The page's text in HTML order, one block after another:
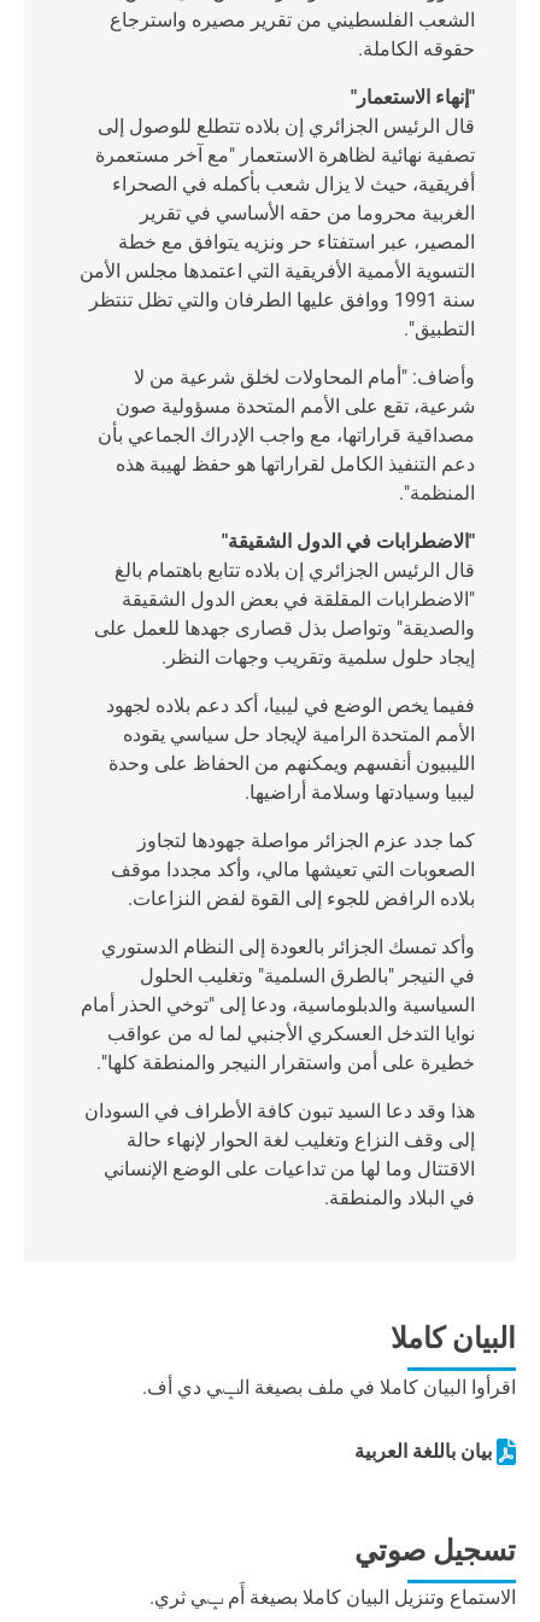
الشعب الفلسطيني من تقرير مصيره واسترجاع
حقوقه الكاملة.
"إنهاء الاستعمار"
قال الرئيس الجزائري إن بلاده تتطلع للوصول إلى
تصفية نهائية لظاهرة الاستعمار "مع آخر مستعمرة
أفريقية، حيث لا يزال شعب بأكمله في الصحراء
الغربية محروما من حقه الأساسي في تقرير
المصير، عبر استفتاء حر ونزيه يتوافق مع خطة
التسوية الأممية الأفريقية التي اعتمدها مجلس الأمن
سنة 1991 ووافق عليها الطرفان والتي تظل تنتظر
التطبيق".
وأضاف: "أمام المحاولات لخلق شرعية من لا
شرعية، تقع على الأمم المتحدة مسؤولية صون
مصداقية قراراتها، مع واجب الإدراك الجماعي بأن
دعم التنفيذ الكامل لقراراتها هو حفظ لهيبة هذه
المنظمة".
"الاضطرابات في الدول الشقيقة"
قال الرئيس الجزائري إن بلاده تتابع باهتمام بالغ
"الاضطرابات المقلقة في بعض الدول الشقيقة
والصديقة" وتواصل بذل قصارى جهدها للعمل على
إيجاد حلول سلمية وتقريب وجهات النظر.
ففيما يخص الوضع في ليبيا، أكد دعم بلاده لجهود
الأمم المتحدة الرامية لإيجاد حل سياسي يقوده
الليبيون أنفسهم ويمكنهم من الحفاظ على وحدة
ليبيا وسيادتها وسلامة أراضيها.
كما جدد عزم الجزائر مواصلة جهودها لتجاوز
الصعوبات التي تعيشها مالي، وأكد مجددا موقف
بلاده الرافض للجوء إلى القوة لفض النزاعات.
وأكد تمسك الجزائر بالعودة إلى النظام الدستوري
في النيجر "بالطرق السلمية" وتغليب الحلول
السياسية والدبلوماسية، ودعا إلى "توخي الحذر أمام
نوايا التدخل العسكري الأجنبي لما له من عواقب
خطيرة على أمن واستقرار النيجر والمنطقة كلها".
هذا وقد دعا السيد تبون كافة الأطراف في السودان
إلى وقف النزاع وتغليب لغة الحوار لإنهاء حالة
الاقتتال وما لها من تداعيات على الوضع الإنساني
في البلاد والمنطقة.
البيان كاملا
اقرأوا البيان كاملا في ملف بصيغة الݒي دي أف.
بيان باللغة العربية
تسجيل صوتي
الاستماع وتنزيل البيان كاملا بصيغة أَم ݒي ثري.